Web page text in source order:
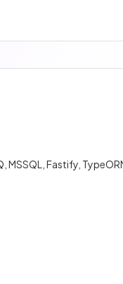
MSSQL, Fastify,